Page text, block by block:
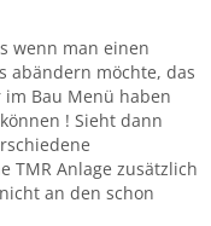
Abwechslung zu
wie Schafwinkel,
zwei größere
. Insgesamt gibt es78
wenn man einen
abändern möchte, das
Bau Menü haben
! Sieht dann
TMR Anlage zusätzlich
an den schon